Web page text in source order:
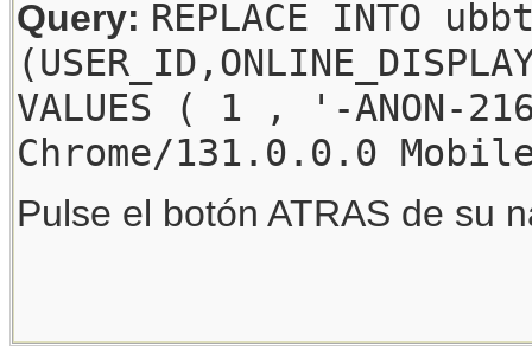
Query: REPLACE INTO
VALUES ( 1 , '-
Chrome/131.0.0.0
Pulse el botón ATRAS de su